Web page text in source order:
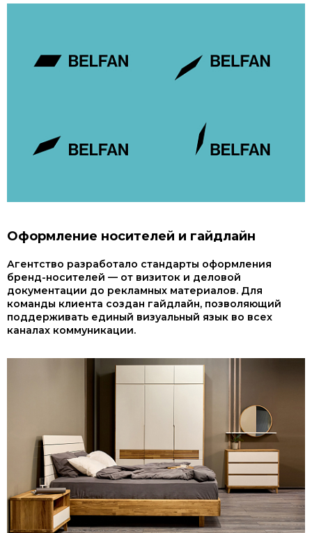
Оформление носителей и гайдлайн
Агентство разработало стандарты оформления
бренд-носителей — от визиток и деловой
документации до рекламных материалов. Для
команды клиента создан гайдлайн, позволяющий
поддерживать единый визуальный язык во всех
каналах коммуникации.